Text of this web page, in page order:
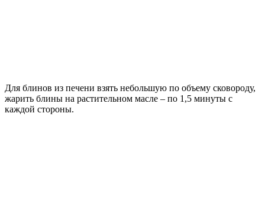
Для блинов из печени взять небольшую по объему сковороду,
жарить блины на растительном масле – по 1,5 минуты с
каждой стороны.